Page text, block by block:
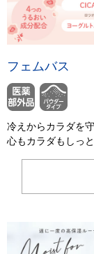
フェムバス
冷えからカラダを
心もカラダもしっ